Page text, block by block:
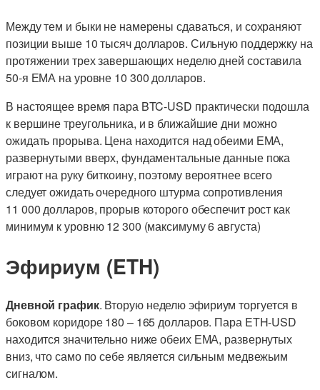
Между тем и быки не намерены сдаваться, и сохраняют
позиции выше 10 тысяч долларов. Сильную поддержку на
протяжении трех завершающих неделю дней составила
50-я ЕМА на уровне 10 300 долларов.
В настоящее время пара BTC-USD практически подошла
к вершине треугольника, и в ближайшие дни можно
ожидать прорыва. Цена находится над обеими ЕМА,
развернутыми вверх, фундаментальные данные пока
играют на руку биткоину, поэтому вероятнее всего
следует ожидать очередного штурма сопротивления
11 000 долларов, прорыв которого обеспечит рост как
минимум к уровню 12 300 (максимуму 6 августа)
Эфириум (ETH)
Дневной график. Вторую неделю эфириум торгуется в
боковом коридоре 180 – 165 долларов. Пара ETH-USD
находится значительно ниже обеих ЕМА, развернутых
вниз, что само по себе является сильным медвежьим
сигналом.